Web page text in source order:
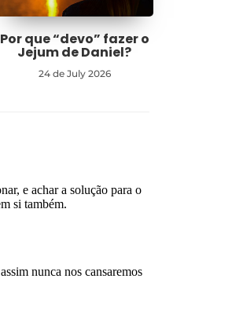
Por que “devo” fazer o
Jejum de Daniel?
24 de July 2026